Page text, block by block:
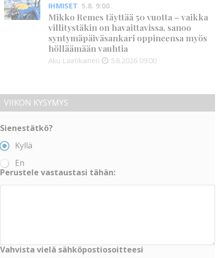
IHMISET 5.8. 9:00
Mikko Remes täyttää 50 vuotta – vaikka
villitystäkin on havaittavissa, sanoo
syntymäpäiväsankari oppineensa myös
hölläämään vauhtia
Aku Laatikainen 5.8.2026 09:00
VIIKON KYSYMYS
Sienestätkö?
Kyllä
En
Perustele vastaustasi tähän:
Vahvista vielä sähköpostiosoitteesi